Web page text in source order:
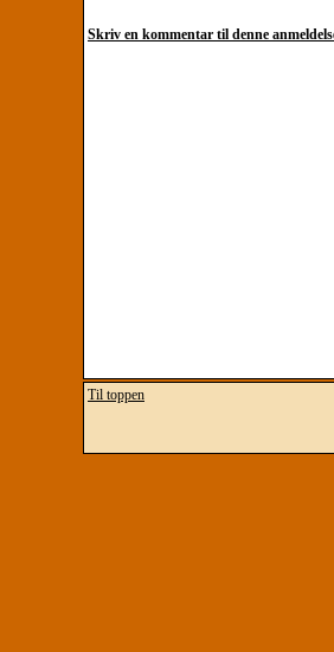
Skriv en kommentar til denne
Til toppen